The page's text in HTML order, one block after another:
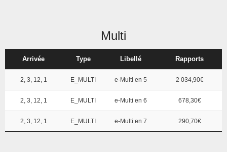
Multi
Arrivée Type Libellé Rapports
2, 3, 12, 1 E_MULTI e-Multi en 5 2 034,90€
2, 3, 12, 1 E_MULTI e-Multi en 6 678,30€
2, 3, 12, 1 E_MULTI e-Multi en 7 290,70€